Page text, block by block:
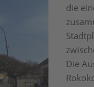
die
Die